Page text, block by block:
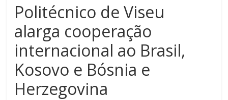
Politécnico de Viseu
alarga cooperação
internacional ao Brasil,
Kosovo e Bósnia e
Herzegovina